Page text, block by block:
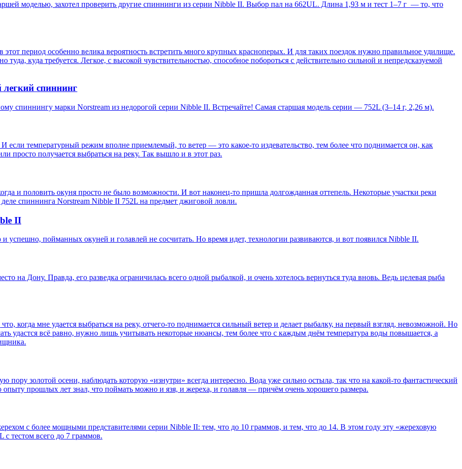
моделью, захотел проверить другие спиннинги из серии Nibble II. Выбор пал на 662UL. Длина 1,93 м и тест 1–7 г — то, что
период особенно велика вероятность встретить много крупных красноперых. И для таких поездок нужно правильное удилище.
куда требуется. Легкое, с высокой чувствительностью, способное побороться с действительно сильной и непредсказуемой
спиннинг
спиннингу марки Norstream из недорогой серии Nibble II. Встречайте! Самая старшая модель серии — 752L (3–14 г, 2,26 м).
температурный режим вполне приемлемый, то ветер — это какое-то издевательство, тем более что поднимается он, как
просто получается выбраться на реку. Так вышло и в этот раз.
и половить окуня просто не было возможности. И вот наконец-то пришла долгожданная оттепель. Некоторые участки реки
спиннинга Norstream Nibble II 752L на предмет джиговой ловли.
II
успешно, пойманных окуней и голавлей не сосчитать. Но время идет, технологии развиваются, и вот появился Nibble II.
на Дону. Правда, его разведка ограничилась всего одной рыбалкой, и очень хотелось вернуться туда вновь. Ведь целевая рыба
когда мне удается выбраться на реку, отчего-то поднимается сильный ветер и делает рыбалку, на первый взгляд, невозможной. Но
удастся всё равно, нужно лишь учитывать некоторые нюансы, тем более что с каждым днём температура воды повышается, а
пору золотой осени, наблюдать которую «изнутри» всегда интересно. Вода уже сильно остыла, так что на какой-то фантастический
прошлых лет знал, что поймать можно и язя, и жереха, и голавля — причём очень хорошего размера.
с более мощными представителями серии Nibble II: тем, что до 10 граммов, и тем, что до 14. В этом году эту «жереховую
тестом всего до 7 граммов.